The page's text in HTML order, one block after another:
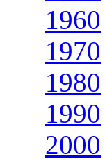
1960
1970
1980
1990
2000